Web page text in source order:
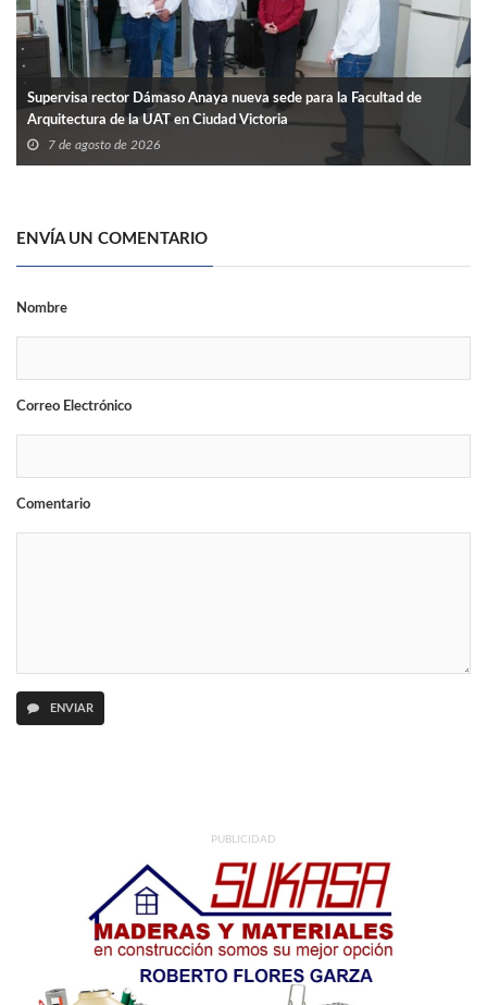
Supervisa rector Dámaso Anaya nueva sede para la Facultad de
Arquitectura de la UAT en Ciudad Victoria
7 de agosto de 2026
ENVÍA UN COMENTARIO
Nombre
Correo Electrónico
Comentario
ENVIAR
PUBLICIDAD